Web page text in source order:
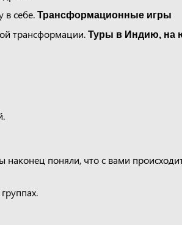
в себе. Трансформационные игры
трансформации. Туры в Индию, на
наконец поняли, что с вами